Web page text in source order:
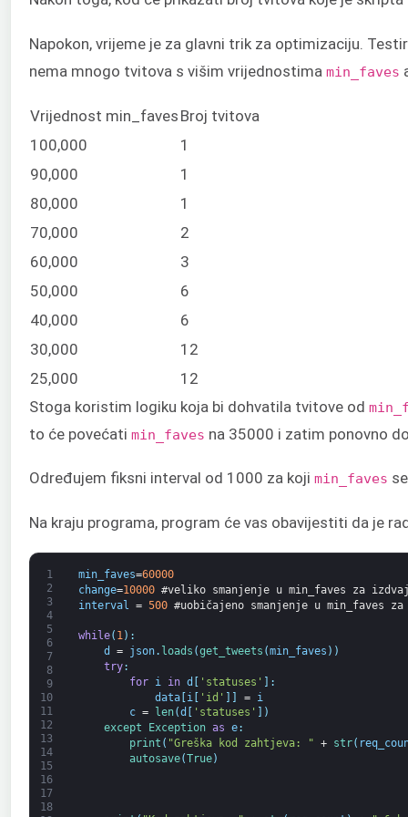
Napokon, vrijeme je za glavni trik za optimizaciju.
nema mnogo tvitova s višim vrijednostima min_faves
Vrijednost min_faves Broj tvitova
100,000
1
90,000
1
80,000
1
70,000
2
60,000
3
50,000
6
40,000
6
30,000
12
25,000
12
Stoga koristim logiku koja bi dohvatila tvitove od
to će povećati min_faves na 35000 i zatim ponovno
Određujem fiksni interval od 1000 za koji min_faves
Na kraju programa, program će vas obavijestiti da je
1
2
3
4
5
6
7
8
9
10
11
12
13
14
15
16
17
18
min_faves=60000
change=10000 #veliko smanjenje u min_faves za
interval
= 500 #uobičajeno smanjenje u min_faves
while( 1) :
d
= json. loads (get_tweets (min_faves ) )
try:
for
i in d [ 'statuses' ] :
data[i [ 'id' ] ] =
i
c = len(d 'statuses'
)
except
Exception as e:
print ( "Greška kod zahtjeva: " + str(
autosave(True)